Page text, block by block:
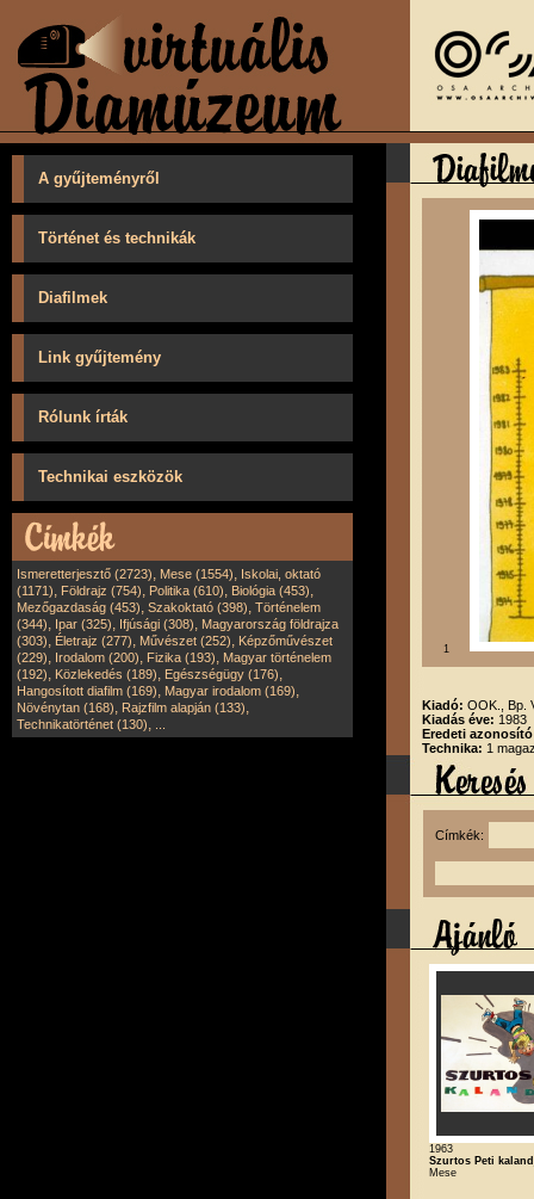
A gyűjteményről
Történet és technikák
Diafilmek
Link gyűjtemény
Rólunk írták
Technikai eszközök
Ismeretterjesztő (2723), Mese (1554), Iskolai, oktató
(1171), Földrajz (754), Politika (610), Biológia (453),
Mezőgazdaság (453), Szakoktató (398), Történelem
(344), Ipar (325), Ifjúsági (308), Magyarország földrajza
(303), Életrajz (277), Művészet (252), Képzőművészet
(229), Irodalom (200), Fizika (193), Magyar történelem
(192), Közlekedés (189), Egészségügy (176),
Hangosított diafilm (169), Magyar irodalom (169),
Növénytan (168), Rajzfilm alapján (133),
Technikatörténet (130),
1
Kiadó: OOK., Bp.
Kiadás éve: 1983
Eredeti
Technika: 1
Címkék:
1963
Szurtos Peti
Mese